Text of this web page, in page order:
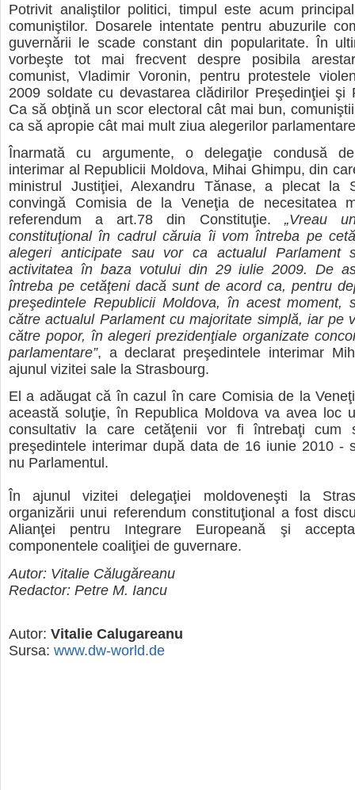
Potrivit analiştilor politici, timpul este acum
comuniştilor. Dosarele intentate pentru abuzurile
guvernării le scade constant din popularitate. În
vorbeşte tot mai frecvent despre posibila
comunist, Vladimir Voronin, pentru protestele
2009 soldate cu devastarea clădirilor Preşedinţiei şi
Ca să obţină un scor electoral cât mai bun,
ca să apropie cât mai mult ziua alegerilor
Înarmată cu argumente, o delegaţie condusă
interimar al Republicii Moldova, Mihai Ghimpu, din
ministrul Justiţiei, Alexandru Tănase, a plecat la
convingă Comisia de la Veneţia de necesitatea
referendum a art.78 din Constituţie. „Vreau
constituţional în cadrul căruia îi vom întreba pe
alegeri anticipate sau vor ca actualul Parlament
activitatea în baza votului din 29 iulie 2009. De
întreba pe cetăţeni dacă sunt de acord ca, pentru
preşedintele Republicii Moldova, în acest moment,
către actualul Parlament cu majoritate simplă, iar pe
către popor, în alegeri prezidenţiale organizate
parlamentare”, a declarat preşedintele interimar
ajunul vizitei sale la Strasbourg.
El a adăugat că în cazul în care Comisia de la
această soluţie, în Republica Moldova va avea loc
consultativ la care cetăţenii vor fi întrebaţi cum
preşedintele interimar după data de 16 iunie 2010 -
nu Parlamentul.
În ajunul vizitei delegaţiei moldoveneşti la
organizării unui referendum constituţional a fost
Alianţei pentru Integrare Europeană şi
componentele coaliţiei de guvernare.
Autor: Vitalie Călugăreanu
Redactor: Petre M. Iancu
Autor: Vitalie Calugareanu
Sursa: www.dw-world.de